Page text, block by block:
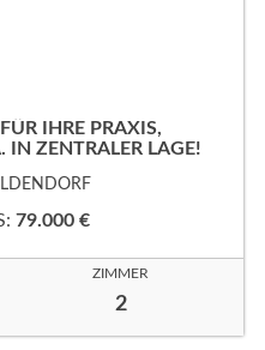
IHRE PRAXIS,
ZENTRALER LAGE!
79.000 €
ZIMMER
2